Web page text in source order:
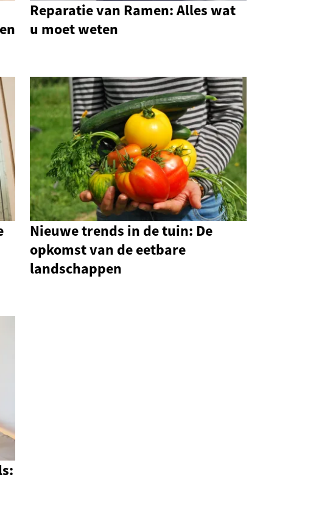
Reparatie van Ramen: Alles wat
u moet weten
Nieuwe trends in de tuin: De
opkomst van de eetbare
landschappen